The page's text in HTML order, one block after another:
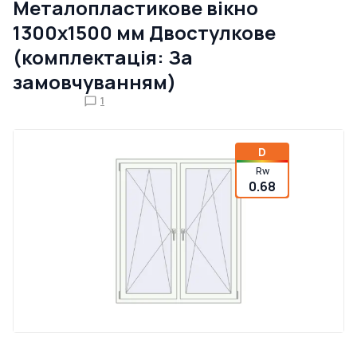
Металопластикове вікно
1300x1500 мм Двостулкове
(комплектація: За
замовчуванням)
1
D
Rw
0.68